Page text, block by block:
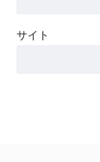
サイト